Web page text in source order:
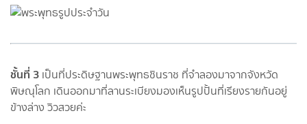
ชั้นที่ 3 เป็นที่ประดิษฐานพระพุทธชินราช ที่จำลองมาจากจังหวัด
พิษณุโลก เดินออกมาที่ลานระเบียงมองเห็นรูปปั้นที่เรียงรายกันอยู่
ข้างล่าง วิวสวยค่ะ